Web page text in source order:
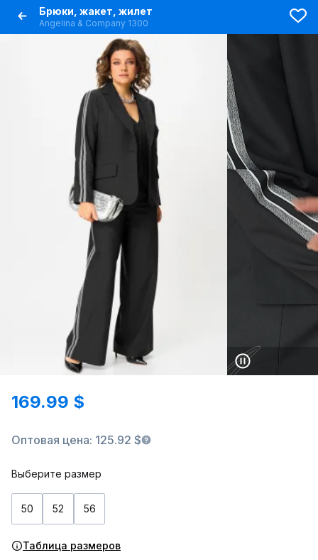
Брюки, жакет, жилет
Angelina & Сompany 1300
169.99 $
Оптовая цена: 125.92 $
Выберите размер
50 52 56
Таблица размеров